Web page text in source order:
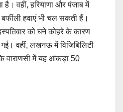
वहीं, हरियाणा और पंजाब में
हवाएं भी चल सकती हैं।
को घने कोहरे के कारण
गई। वहीं, लखनऊ में विजिबिलिटी
वाराणसी में यह आंकड़ा 50